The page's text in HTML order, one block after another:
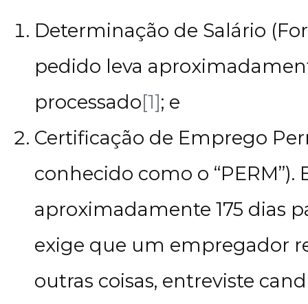
Determinação de Salário
pedido leva
processado[1]; e
Certificação de Emprego
conhecido como o “PERM”).
aproximadamente 175 dias
exige que um empregador
outras coisas, entreviste